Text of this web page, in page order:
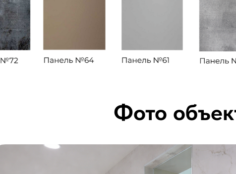
Фото